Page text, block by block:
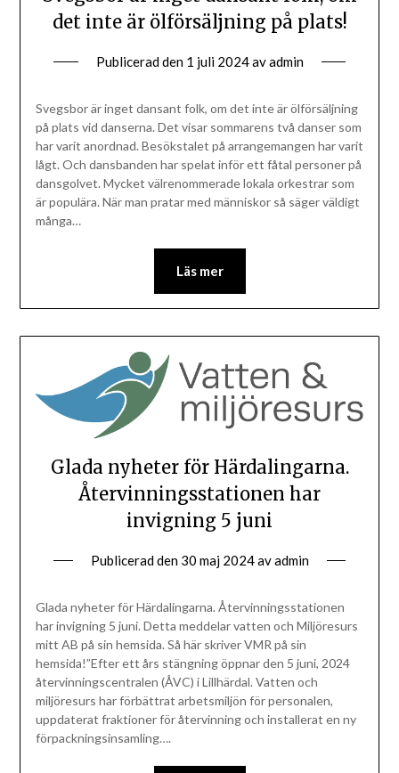
det inte är ölförsäljning på plats!
Publicerad den 1 juli 2024avadmin
Svegsbor är inget dansant folk, om det inte är ölförsäljning
på plats vid danserna. Det visar sommarens två danser som
har varit anordnad. Besökstalet på arrangemangen har varit
lågt. Och dansbanden har spelat inför ett fåtal personer på
dansgolvet. Mycket välrenommerade lokala orkestrar som
är populära. När man pratar med människor så säger väldigt
många…
Läs mer
Glada nyheter för Härdalingarna.
Återvinningsstationen har
invigning 5 juni
Publicerad den 30 maj 2024avadmin
Glada nyheter för Härdalingarna. Återvinningsstationen
har invigning 5 juni. Detta meddelar vatten och Miljöresurs
mitt AB på sin hemsida. Så här skriver VMR på sin
hemsida!”Efter ett års stängning öppnar den 5 juni, 2024
återvinningscentralen (ÅVC) i Lillhärdal. Vatten och
miljöresurs har förbättrat arbetsmiljön för personalen,
uppdaterat fraktioner för återvinning och installerat en ny
förpackningsinsamling….